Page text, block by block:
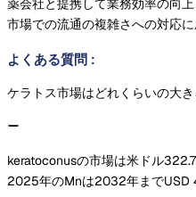
薬会社と提携して業務効率の向
市場での流通の複雑さへの対応に
よくある質問 :
ケラトス市場はどれくらいの大
keratoconusの市場は米ドル
2025年のMnは2032年までUSD